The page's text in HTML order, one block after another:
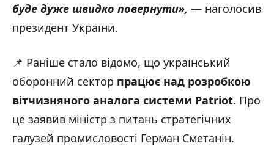
буде дуже швидко повернути», — наголосив
президент України.
📌 Раніше стало відомо, що український
оборонний сектор працює над розробкою
вітчизняного аналога системи Patriot. Про
це заявив міністр з питань стратегічних
галузей промисловості Герман Сметанін.